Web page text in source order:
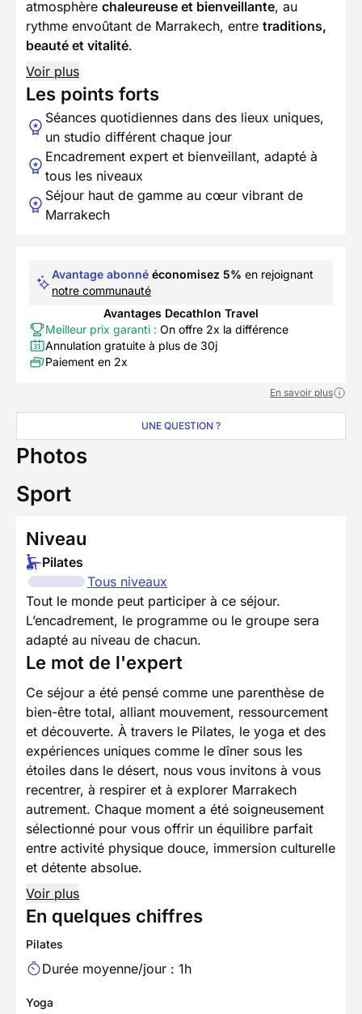
atmosphère chaleureuse et bienveillante, au
rythme envoûtant de Marrakech, entre traditions,
beauté et vitalité.
Voir plus
Les points forts
Séances quotidiennes dans des lieux uniques,
un studio différent chaque jour
Encadrement expert et bienveillant, adapté à
tous les niveaux
Séjour haut de gamme au cœur vibrant de
Marrakech
Avantage abonné économisez 5% en rejoignant
notre communauté
Avantages Decathlon Travel
Meilleur prix garanti : On offre 2x la différence
Annulation gratuite à plus de 30j
Paiement en 2x
En savoir plus
UNE QUESTION ?
Photos
Sport
Niveau
Pilates
Tous niveaux
Tout le monde peut participer à ce séjour.
L’encadrement, le programme ou le groupe sera
adapté au niveau de chacun.
Le mot de l'expert
Ce séjour a été pensé comme une parenthèse de
bien-être total, alliant mouvement, ressourcement
et découverte. À travers le Pilates, le yoga et des
expériences uniques comme le dîner sous les
étoiles dans le désert, nous vous invitons à vous
recentrer, à respirer et à explorer Marrakech
autrement. Chaque moment a été soigneusement
sélectionné pour vous offrir un équilibre parfait
entre activité physique douce, immersion culturelle
et détente absolue.
Voir plus
En quelques chiffres
Pilates
Durée moyenne/jour : 1h
Yoga